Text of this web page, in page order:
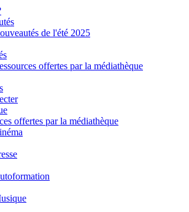
de l'été 2025
offertes par la médiathèque
offertes par la médiathèque